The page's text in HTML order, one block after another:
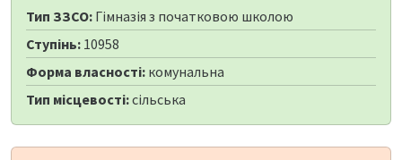
Тип ЗЗСО: Гімназія з початковою школою
Ступінь: 10958
Форма власності: комунальна
Тип місцевості:сільська